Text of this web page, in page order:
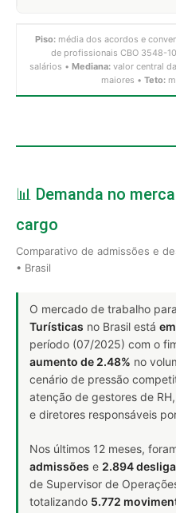
Piso: média dos acordos e
de profissionais CBO 3548-
salários • Mediana: valor central
maiores • Teto:
📊 Demanda no
cargo
Comparativo de admissões e
• Brasil
O mercado de trabalho para
Turísticas no Brasil está
período (07/2025) com o
aumento de 2.48% no
cenário de pressão
atenção de gestores de
e diretores responsáveis
Nos últimos 12 meses,
admissões e 2.894
de Supervisor de
totalizando 5.772